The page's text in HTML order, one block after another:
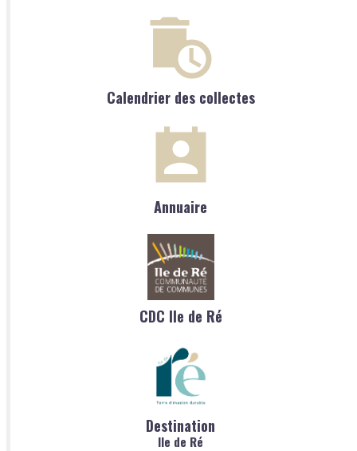
Calendrier des collectes
Annuaire
CDC Ile de Ré
Destination
Ile de Ré